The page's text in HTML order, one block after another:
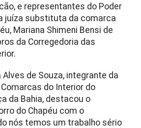
e representantes do Poder
juíza substituta da comarca
Mariana Shimeni Bensi de
da Corregedoria das
Alves de Souza, integrante da
do Interior do
da Bahia, destacou o
do Chapéu com o
nós temos um trabalho sério